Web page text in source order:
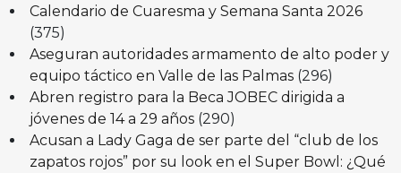
Calendario de Cuaresma y Semana Santa 2026
(375)
Aseguran autoridades armamento de alto poder y
equipo táctico en Valle de las Palmas (296)
Abren registro para la Beca JOBEC dirigida a
jóvenes de 14 a 29 años (290)
Acusan a Lady Gaga de ser parte del “club de los
zapatos rojos” por su look en el Super Bowl: ¿Qué